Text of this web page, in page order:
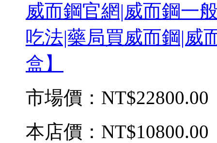
威而鋼官網|威而鋼一
吃法|藥局買威而鋼|威
盒】
市場價： NT$22800.00
本店價： NT$10800.00